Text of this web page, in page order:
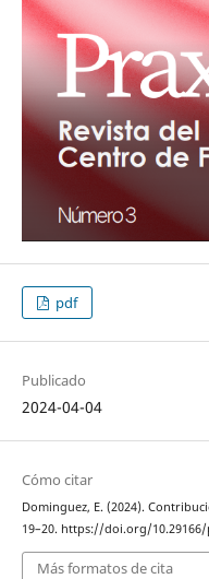
pdf
Publicado
2024-04-04
Cómo citar
Dominguez, E. (2024).
19–20. https://doi.org/10.29166/
Más formatos de cita